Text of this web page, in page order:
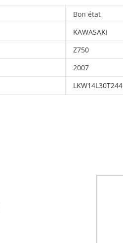
Bon état
KAWASAKI
Z750
2007
LKW14L30T244